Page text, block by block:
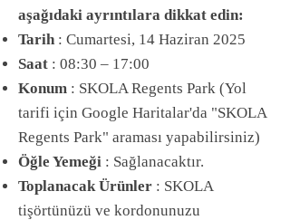
aşağıdaki ayrıntılara dikkat edin:
Tarih : Cumartesi, 14 Haziran 2025
Saat : 08:30 – 17:00
Konum : SKOLA Regents Park (Yol
tarifi için Google Haritalar'da "SKOLA
Regents Park" araması yapabilirsiniz)
Öğle Yemeği : Sağlanacaktır.
Toplanacak Ürünler : SKOLA
tişörtünüzü ve kordonunuzu